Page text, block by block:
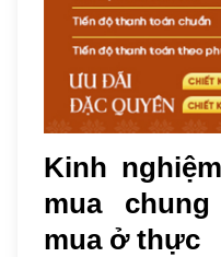
Kinh
mua
mua ở thực